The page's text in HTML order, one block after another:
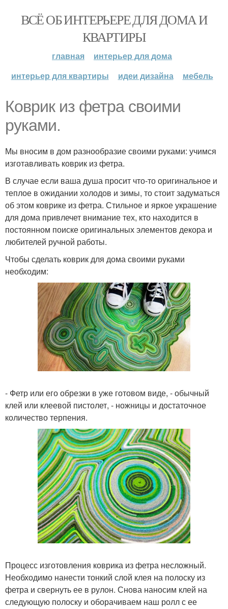
ВСЁ ОБ ИНТЕРЬЕРЕ ДЛЯ ДОМА И
КВАРТИРЫ
главная
интерьер для дома
интерьер для квартиры
идеи дизайна мебель
Коврик из фетра своими
руками.
Мы вносим в дом разнообразие своими руками: учимся
изготавливать коврик из фетра.
В случае если ваша душа просит что-то оригинальное и
теплое в ожидании холодов и зимы, то стоит задуматься
об этом коврике из фетра. Стильное и яркое украшение
для дома привлечет внимание тех, кто находится в
постоянном поиске оригинальных элементов декора и
любителей ручной работы.
Чтобы сделать коврик для дома своими руками
необходим:
- Фетр или его обрезки в уже готовом виде, - обычный
клей или клеевой пистолет, - ножницы и достаточное
количество терпения.
Процесс изготовления коврика из фетра несложный.
Необходимо нанести тонкий слой клея на полоску из
фетра и свернуть ее в рулон. Снова наносим клей на
следующую полоску и оборачиваем наш ролл с ее